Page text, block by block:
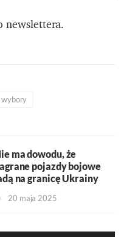
newslettera.
wybory
ma dowodu, że
pojazdy bojowe
na granicę Ukrainy
20 maja 2025